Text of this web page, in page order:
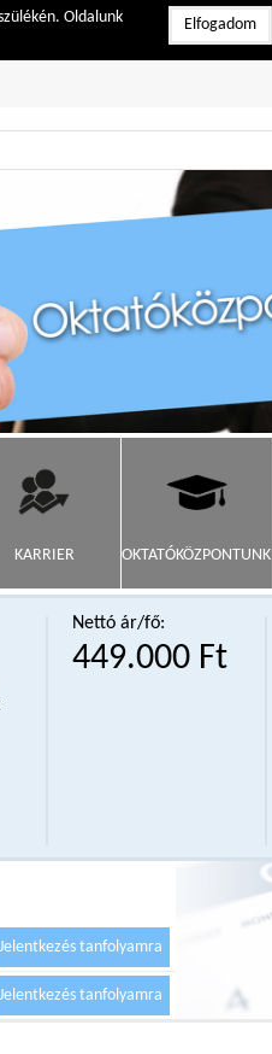
Oldalunk
Elfogadom
KARRIER OKTATÓKÖZPONTUNK
Nettó ár/fő:
449.000 Ft
Jelentkezés tanfolyamra
Jelentkezés tanfolyamra